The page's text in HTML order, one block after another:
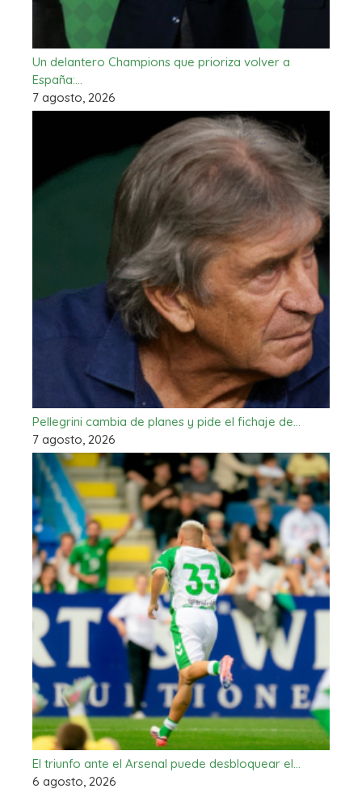
Un delantero Champions que prioriza volver a
España:…
7 agosto, 2026
Pellegrini cambia de planes y pide el fichaje de…
7 agosto, 2026
El triunfo ante el Arsenal puede desbloquear el…
6 agosto, 2026